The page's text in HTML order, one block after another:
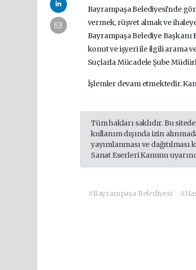
Bayrampaşa Belediyesi'nde
vermek, rüşvet almak ve
Bayrampaşa Belediye Başkanı
konut ve işyeri ile ilgili arama
Suçlarla Mücadele Şube
İşlemler devam etmektedir.
Tüm hakları saklıdır. Bu
kullanım dışında izin
yayımlanması ve
Sanat Eserleri Kanunu
#Bayrampaşa Belediyesi